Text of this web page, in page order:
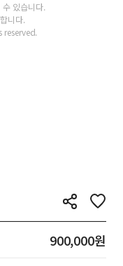
있습니다.
니다.
900,000원